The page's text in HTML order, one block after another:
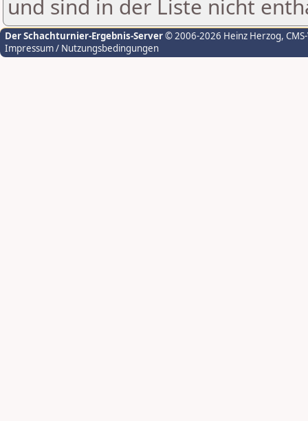
und sind in der Liste nicht
Der Schachturnier-Ergebnis-Server© 2006-2026 Heinz Herzog,
Impressum / Nutzungsbedingungen